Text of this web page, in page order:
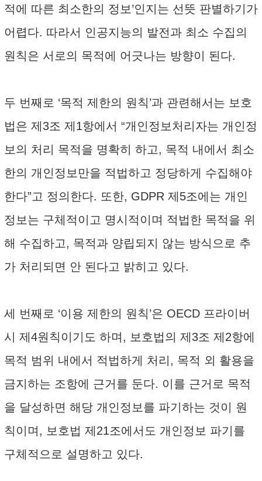
적에 따른 최소한의 정보’인지는 선뜻 판별하기가
어렵다. 따라서 인공지능의 발전과 최소 수집의
원칙은 서로의 목적에 어긋나는 방향이 된다.
두 번째로 ‘목적 제한의 원칙’과 관련해서는 보호
법은 제3조 제1항에서 “개인정보처리자는 개인정
보의 처리 목적을 명확히 하고, 목적 내에서 최소
한의 개인정보만을 적법하고 정당하게 수집해야
한다”고 정의한다. 또한, GDPR 제5조에는 개인
정보는 구체적이고 명시적이며 적법한 목적을 위
해 수집하고, 목적과 양립되지 않는 방식으로 추
가 처리되면 안 된다고 밝히고 있다.
세 번째로 ‘이용 제한의 원칙’은 OECD 프라이버
시 제4원칙이기도 하며, 보호법의 제3조 제2항에
목적 범위 내에서 적법하게 처리, 목적 외 활용을
금지하는 조항에 근거를 둔다. 이를 근거로 목적
을 달성하면 해당 개인정보를 파기하는 것이 원
칙이며, 보호법 제21조에서도 개인정보 파기를
구체적으로 설명하고 있다.